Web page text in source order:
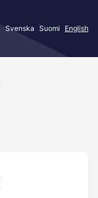
Svenska Suomi English